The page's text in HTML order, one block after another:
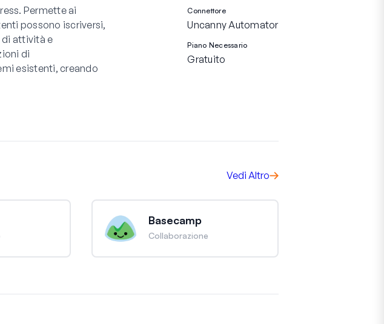
Permette ai
possono iscriversi,
di attività e
di
esistenti, creando
Connettore
Uncanny Automator
Piano Necessario
Gratuito
Vedi Altro
Basecamp
Collaborazione